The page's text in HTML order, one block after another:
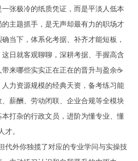
极冷的纸质凭证，而是平淡人低本
主题抓手，是无声却最有力的职场才
当下，体系化考据、补齐才能短板，
日就客观聊聊，深耕考据、手握高含
来哪些实实正在正在的晋升与盈余☕️
资源规模的经典天资，备考练习能
薪酬、劳动闭联、企业合规等全模块
打杂的行政文员，进阶为懂专业、懂
才。
外你独揽了对应的专业学问与实操技